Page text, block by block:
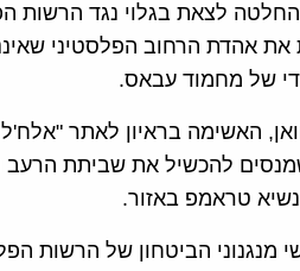
החלטה לצאת בגלוי נגד הרשות
אהדת הרחוב הפלסטיני
של מחמוד עבאס.
להכשיל את שביתת הרעב
טראמפ באזור.
מנגנוני הביטחון של הרשות